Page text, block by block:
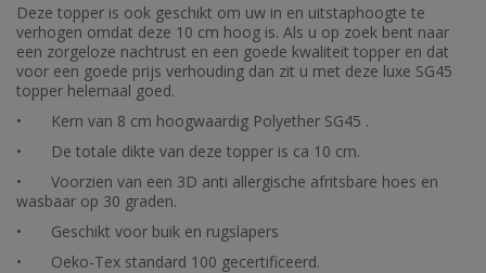
Deze topper is ook geschikt om uw in en uitstaphoogte te
verhogen omdat deze 10 cm hoog is. Als u op zoek bent naar
een zorgeloze nachtrust en een goede kwaliteit topper en dat
voor een goede prijs verhouding dan zit u met deze luxe SG45
topper helemaal goed.
•
Kern van 8 cm hoogwaardig Polyether SG45 .
•
De totale dikte van deze topper is ca 10 cm.
•
Voorzien van een 3D anti allergische afritsbare hoes en
wasbaar op 30 graden.
•
Geschikt voor buik en rugslapers
•
Oeko-Tex standard 100 gecertificeerd.